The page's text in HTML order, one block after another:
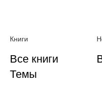
Книги
Все книги
Темы